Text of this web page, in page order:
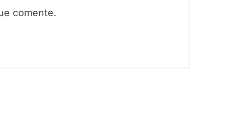
comente.